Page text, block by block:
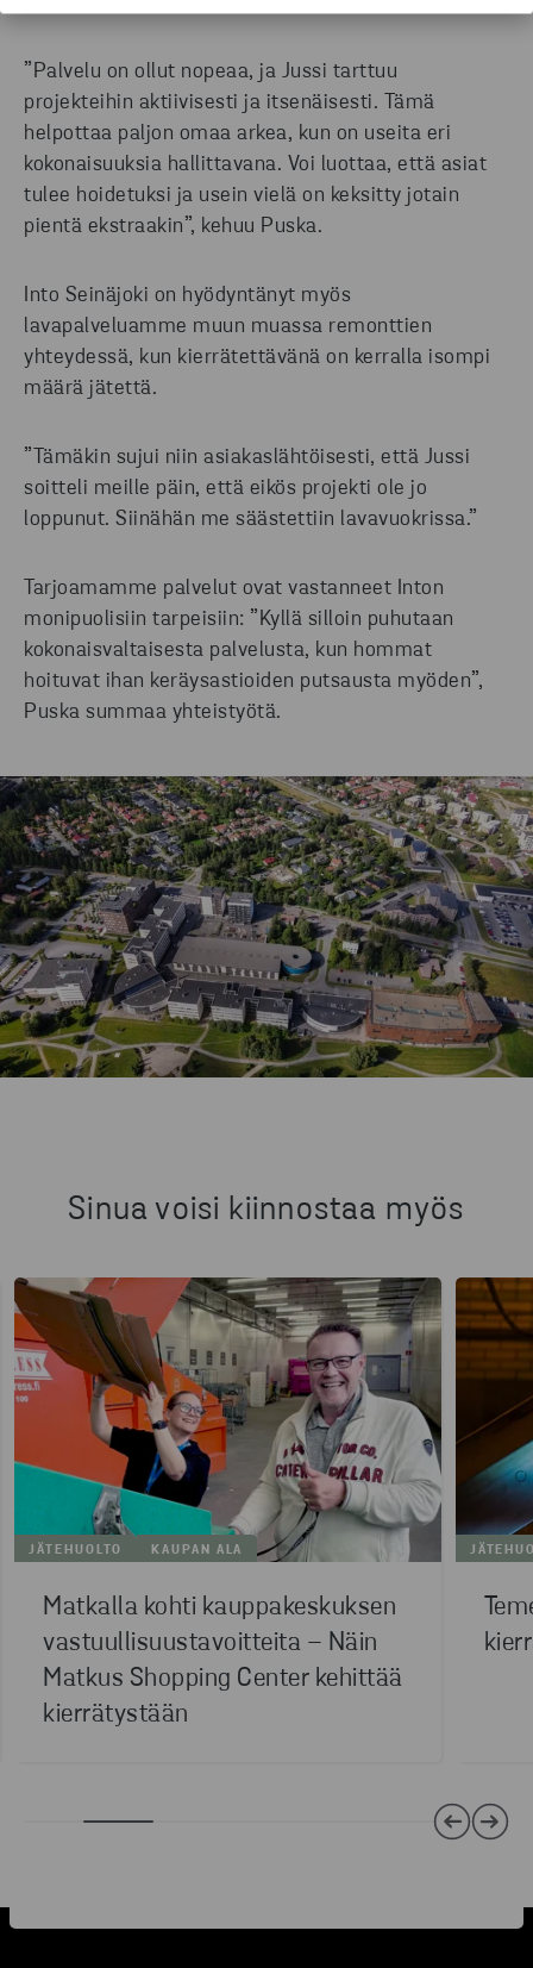
”Palvelu on ollut nopeaa, ja Jussi tarttuu
projekteihin aktiivisesti ja itsenäisesti. Tämä
helpottaa paljon omaa arkea, kun on useita eri
kokonaisuuksia hallittavana. Voi luottaa, että asiat
tulee hoidetuksi ja usein vielä on keksitty jotain
pientä ekstraakin”, kehuu Puska.
Into Seinäjoki on hyödyntänyt myös
lavapalveluamme muun muassa remonttien
yhteydessä, kun kierrätettävänä on kerralla isompi
määrä jätettä.
”Tämäkin sujui niin asiakaslähtöisesti, että Jussi
soitteli meille päin, että eikös projekti ole jo
loppunut. Siinähän me säästettiin lavavuokrissa.”
Tarjoamamme palvelut ovat vastanneet Inton
monipuolisiin tarpeisiin: ”Kyllä silloin puhutaan
kokonaisvaltaisesta palvelusta, kun hommat
hoituvat ihan keräysastioiden putsausta myöden”,
Puska summaa yhteistyötä.
Sinua voisi kiinnostaa myös
JÄTEHUOLTO KAUPAN ALA
Matkalla kohti kauppakeskuksen
vastuullisuustavoitteita – Näin
Matkus Shopping Center kehittää
kierrätystään